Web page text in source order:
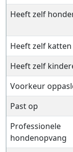
Heeft zelf
Heeft zelf katten
Heeft zelf
Voorkeur
Past op
Professionele
hondenopvang